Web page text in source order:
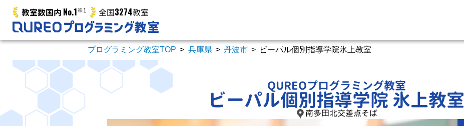
教室数国内 No.1※1 全国3274教室
プログラミング教室TOP > 兵庫県 > 丹波市 > ビーパル個別指導学院氷上教室
QUREOプログラミング教室
ビーパル個別指導学院 氷上教室
南多田北交差点そば